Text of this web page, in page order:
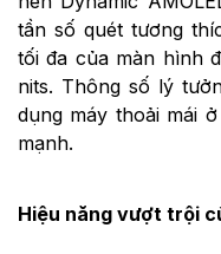
tần số quét tương
tối đa của màn hình
nits. Thông số lý
dụng máy thoải mái
mạnh.
Hiệu năng vượt trội